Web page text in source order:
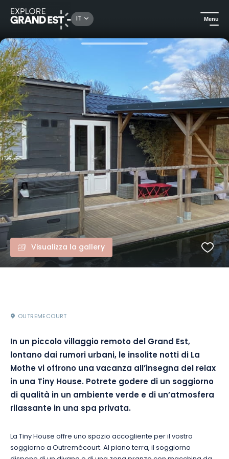
IT Menu
Case vacanza Les Nuits Insolites de la Mothe - Tiny House con SPA privata
Visualizza la gallery
OUTREMECOURT
In un piccolo villaggio remoto del Grand Est,
lontano dai rumori urbani, le insolite notti di La
Mothe vi offrono una vacanza all’insegna del relax
in una Tiny House. Potrete godere di un soggiorno
di qualità in un ambiente verde e di un’atmosfera
rilassante in una spa privata.
La Tiny House offre uno spazio accogliente per il vostro
soggiorno a Outremécourt. Al piano terra, il soggiorno